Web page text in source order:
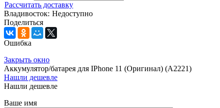
Рассчитать доставку
Владивосток: Недоступно
Поделиться
Ошибка
Закрыть окно
Аккумулятор/батарея для IPhone 11 (Оригинал) (A2221)
Нашли дешевле
Нашли дешевле
Ваше имя